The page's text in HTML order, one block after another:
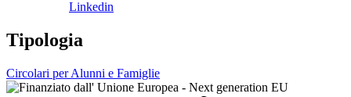
Linkedin
Tipologia
Circolari per Alunni e Famiglie